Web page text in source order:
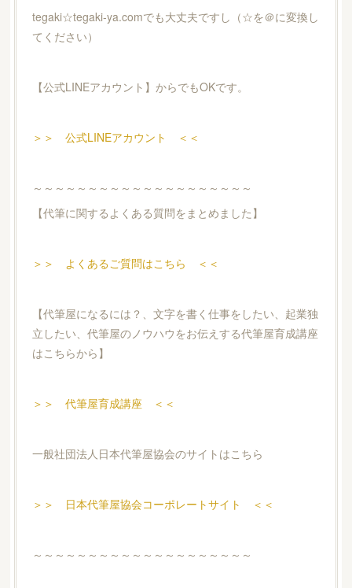
tegaki☆tegaki-ya.comでも大丈夫ですし（☆を＠に変換し
てください）
【公式LINEアカウント】からでもOKです。
＞＞ 公式LINEアカウント ＜＜
～～～～～～～～～～～～～～～～～～～～
【代筆に関するよくある質問をまとめました】
＞＞ よくあるご質問はこちら ＜＜
【代筆屋になるには？、文字を書く仕事をしたい、起業独
立したい、代筆屋のノウハウをお伝えする代筆屋育成講座
はこちらから】
＞＞ 代筆屋育成講座 ＜＜
一般社団法人日本代筆屋協会のサイトはこちら
＞＞ 日本代筆屋協会コーポレートサイト ＜＜
～～～～～～～～～～～～～～～～～～～～